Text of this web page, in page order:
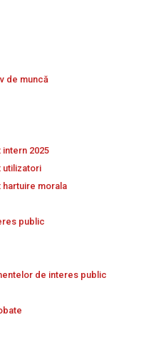
de muncă
intern 2025
utilizatori
hartuire morala
public
de interes public